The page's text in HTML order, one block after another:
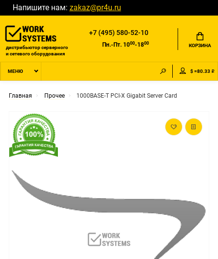
Напишите нам: zakaz@pr4u.ru
дистрибьютор серверного
и сетевого оборудования
+7 (495) 580-52-10
Пн.-Пт. 1000-1800 КОРЗИНА
МЕНЮ $ =80.33 ₽
Главная Прочее 1000BASE-T PCI-X Gigabit Server Card